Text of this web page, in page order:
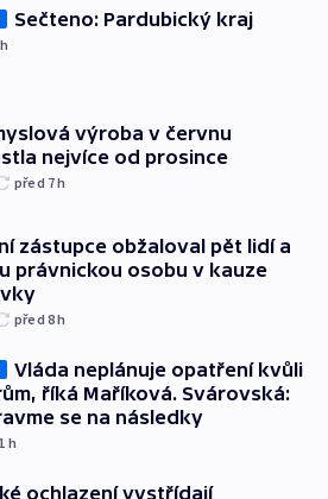
Sečteno: Pardubický kraj
h
výroba v červnu
nejvíce od prosince
před 7h
zástupce obžaloval pět lidí a
právnickou osobu v kauze
před 8h
Vláda neplánuje opatření kvůli
říká Maříková. Svárovská:
se na následky
h
ochlazení vystřídají